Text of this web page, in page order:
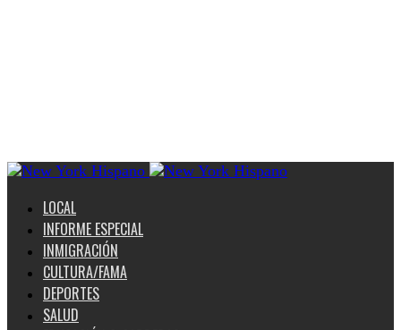
LOCAL
INFORME ESPECIAL
INMIGRACIÓN
CULTURA/FAMA
DEPORTES
SALUD